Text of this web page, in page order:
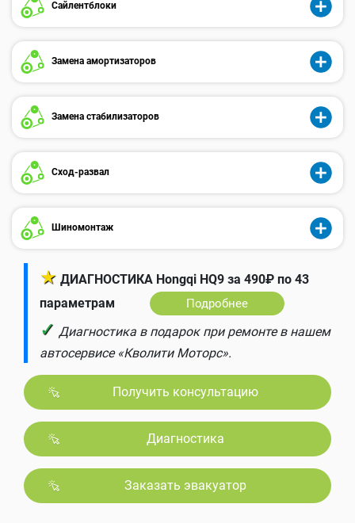
Сайлентблоки
Замена амортизаторов
Замена стабилизаторов
Сход-развал
Шиномонтаж
★ ДИАГНОСТИКА Hongqi HQ9 за 490₽ по 43
параметрам
Подробнее
✓ Диагностика в подарок при ремонте в нашем
автосервисе «Кволити Моторс».
Получить консультацию
Диагностика
Заказать эвакуатор